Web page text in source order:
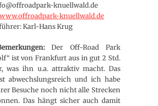
knuellwald.de
www.offroadpark-knuellwald.de
Karl-Hans Krug
Der Off-Road Park
ist von Frankfurt aus in gut 2 Std.
was ihn u.a. attraktiv macht. Das
abwechslungsreich und ich habe
Besuche noch nicht alle Strecken
Das hängt sicher auch damit